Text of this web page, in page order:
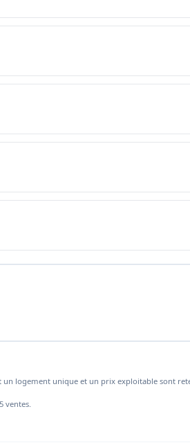
logement unique et un prix exploitable sont
ventes.